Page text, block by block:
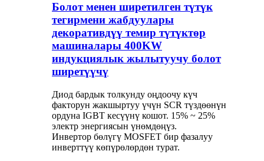
Болот менен ширетилген түтүк
тегирмени жабдуулары
декоративдүү темир түтүктөр
машиналары 400KW
индукциялык жылытуучу болот
ширетүүчү
Диод бардык толкунду оңдоочу күч
факторун жакшыртуу үчүн SCR түздөөнүн
ордуна IGBT кесүүнү кошот. 15% ~ 25%
электр энергиясын үнөмдөңүз.
Инвертор бөлүгү MOSFET бир фазалуу
инверттүү көпүрөлөрдөн турат.